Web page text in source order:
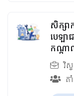
សិក្សា
បេឡា
កណ្តា
វិស្
ត